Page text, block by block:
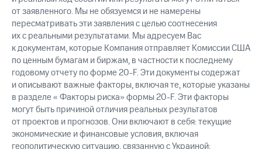
от заявленного. Мы не обязуемся и не намерены
пересматривать эти заявления с целью соотнесения
их с реальными результатами. Мы адресуем Вас
к документам, которые Компания отправляет Комиссии США
по ценным бумагам и биржам, в частности к последнему
годовому отчету по форме 20-F. Эти документы содержат
и описывают важные факторы, включая те, которые указаны
в разделе « Факторы риска» формы 20-F. Эти факторы
могут быть причиной отличия реальных результатов
от проектов и прогнозов. Они включают в себя: текущие
экономические и финансовые условия, включая